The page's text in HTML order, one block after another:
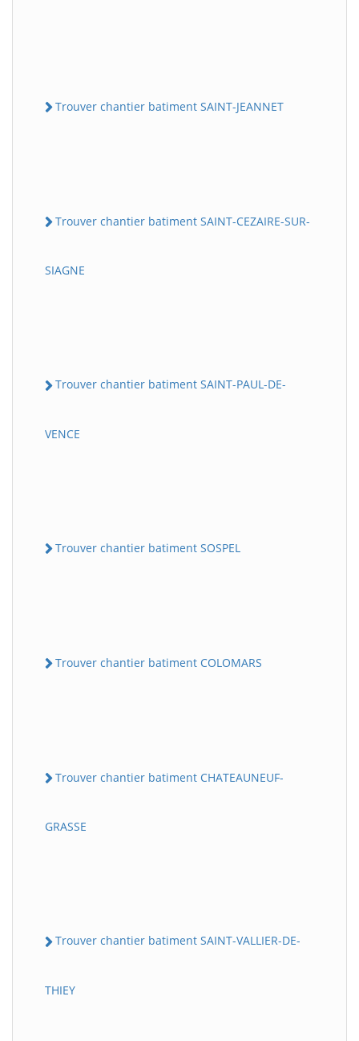
Trouver chantier batiment SAINT-JEANNET
Trouver chantier batiment SAINT-CEZAIRE-SUR-
SIAGNE
Trouver chantier batiment SAINT-PAUL-DE-
VENCE
Trouver chantier batiment SOSPEL
Trouver chantier batiment COLOMARS
Trouver chantier batiment CHATEAUNEUF-
GRASSE
Trouver chantier batiment SAINT-VALLIER-DE-
THIEY